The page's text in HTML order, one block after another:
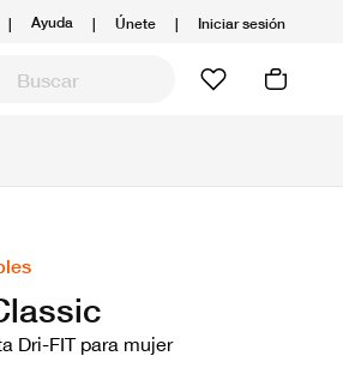
| Ayuda | Únete | Iniciar sesión
Dri-FIT para mujer